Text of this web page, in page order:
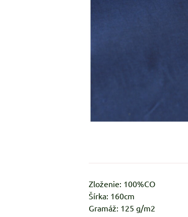
Zloženie: 100%CO
Šírka: 160cm
Gramáž: 125 g/m2